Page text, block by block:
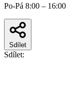
Po-Pá 8:00 – 16:00
Sdílet
Sdílet: